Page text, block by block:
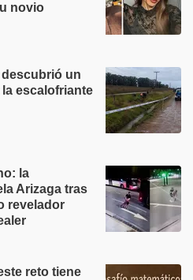
novio
descubrió un
escalofriante
la
Arizaga tras
revelador
reto tiene